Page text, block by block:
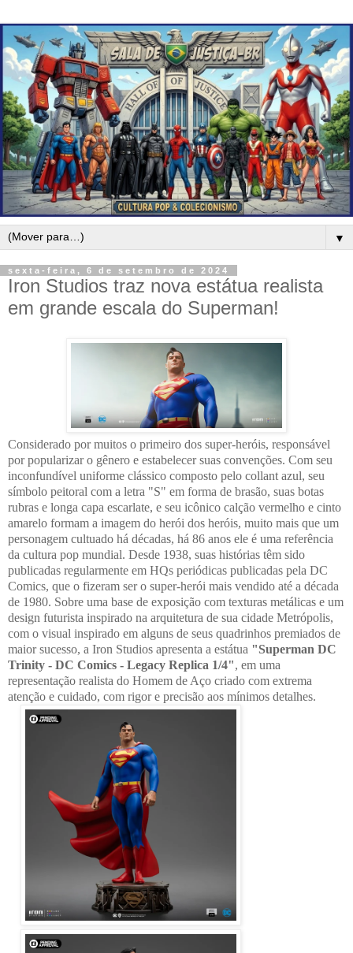
▼
sexta-feira, 6 de setembro de 2024
Iron Studios traz nova estátua realista
em grande escala do Superman!
Considerado por muitos o primeiro dos super-heróis, responsável
por popularizar o gênero e estabelecer suas convenções. Com seu
inconfundível uniforme clássico composto pelo collant azul, seu
símbolo peitoral com a letra "S" em forma de brasão, suas botas
rubras e longa capa escarlate, e seu icônico calção vermelho e cinto
amarelo formam a imagem do herói dos heróis, muito mais que um
personagem cultuado há décadas, há 86 anos ele é uma referência
da cultura pop mundial. Desde 1938, suas histórias têm sido
publicadas regularmente em HQs periódicas publicadas pela DC
Comics, que o fizeram ser o super-herói mais vendido até a década
de 1980. Sobre uma base de exposição com texturas metálicas e um
design futurista inspirado na arquitetura de sua cidade Metrópolis,
com o visual inspirado em alguns de seus quadrinhos premiados de
maior sucesso, a Iron Studios apresenta a estátua "Superman DC
Trinity - DC Comics - Legacy Replica 1/4", em uma
representação realista do Homem de Aço criado com extrema
atenção e cuidado, com rigor e precisão aos mínimos detalhes.